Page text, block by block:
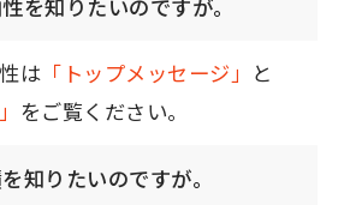
を知りたいのですが。
は 「トップメッセージ」 と
をご覧ください。
知りたいのですが。